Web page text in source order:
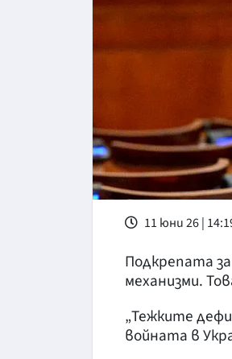
11 юни 26 |
Подкрепата
механизми.
„Тежките
войната в